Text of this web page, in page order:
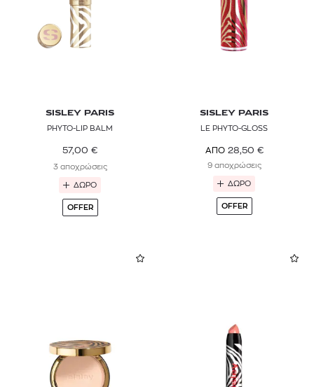
SISLEY PARIS
PHYTO-LIP BALM
57,00 €
3 αποχρώσεις
ΔΩΡΟ
OFFER
SISLEY PARIS
LE PHYTO-GLOSS
ΑΠΟ 28,50 €
9 αποχρώσεις
ΔΩΡΟ
OFFER